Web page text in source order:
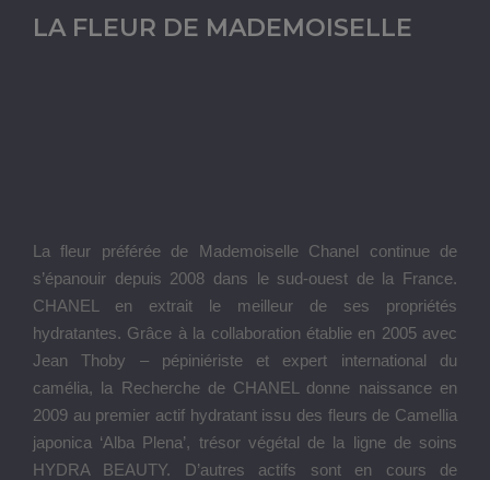
LA FLEUR DE MADEMOISELLE
La fleur préférée de Mademoiselle Chanel continue de
s’épanouir depuis 2008 dans le sud-ouest de la France.
CHANEL en extrait le meilleur de ses propriétés
hydratantes. Grâce à la collaboration établie en 2005 avec
Jean Thoby – pépiniériste et expert international du
camélia, la Recherche de CHANEL donne naissance en
2009 au premier actif hydratant issu des fleurs de Camellia
japonica ‘Alba Plena’, trésor végétal de la ligne de soins
HYDRA BEAUTY. D’autres actifs sont en cours de